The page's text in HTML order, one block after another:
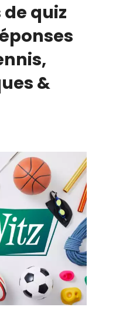
de quiz
&